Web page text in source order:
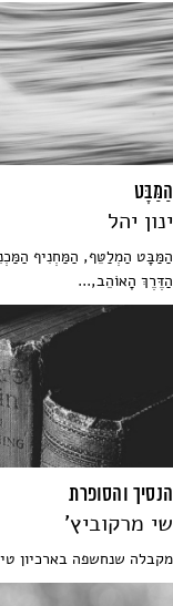
הַמַּבָּט
ינון יהל
הַמַּבָּט הַמְלַטֵּף, הַמַּחְנִיף
הַדֶּרֶךְ הָאוֹהֵב,...
הנסיך והסופרת
שי מרקוביץ'
מקבלה שנחשפה בארכיון